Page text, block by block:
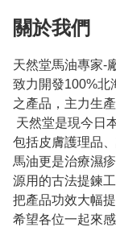
關於我們
天然堂馬油專家-
致力開發100%北
之產品，主力生
包括皮膚護理品
馬油更是治療濕
源用的古法提鍊
把產品功效大幅
希望各位一起來